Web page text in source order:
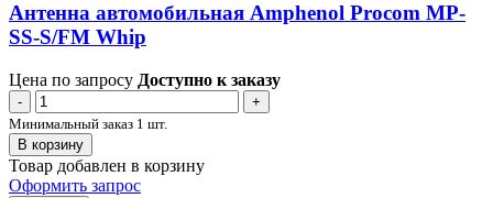
Антенна автомобильная Amphenol Procom MP-
SS-S/FM Whip
Цена по запросу Доступно к заказу
-
+
Минимальный заказ 1 шт.
В корзину
Товар добавлен в корзину
Оформить запрос